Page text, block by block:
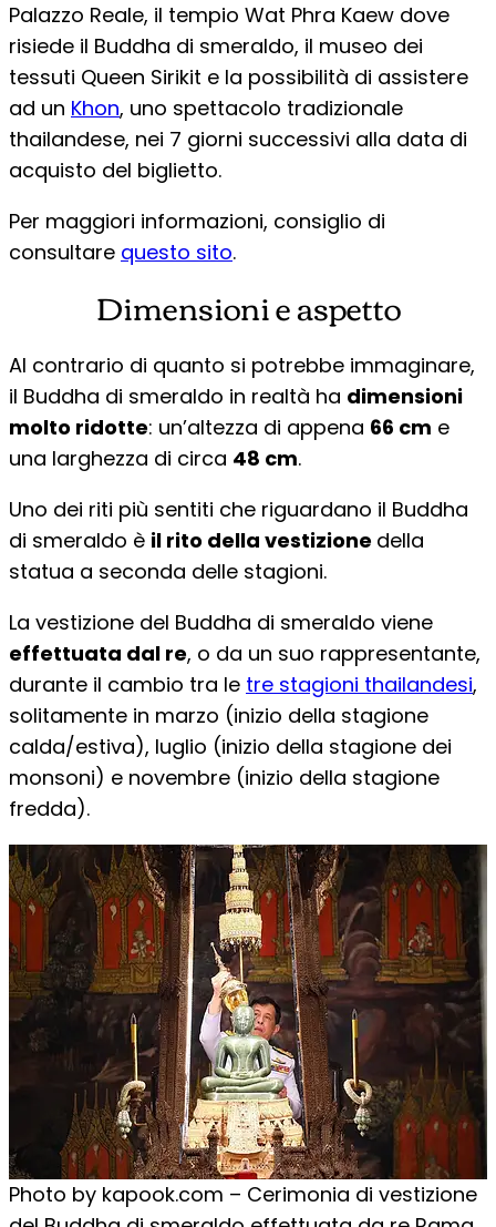
Palazzo Reale, il tempio Wat Phra Kaew dove
risiede il Buddha di smeraldo, il museo dei
tessuti Queen Sirikit e la possibilità di assistere
ad un Khon, uno spettacolo tradizionale
thailandese, nei 7 giorni successivi alla data di
acquisto del biglietto.
Per maggiori informazioni, consiglio di
consultare questo sito.
Dimensioni e aspetto
Al contrario di quanto si potrebbe immaginare,
il Buddha di smeraldo in realtà ha dimensioni
molto ridotte: un’altezza di appena 66 cm e
una larghezza di circa 48 cm.
Uno dei riti più sentiti che riguardano il Buddha
di smeraldo è il rito della vestizione della
statua a seconda delle stagioni.
La vestizione del Buddha di smeraldo viene
effettuata dal re, o da un suo rappresentante,
durante il cambio tra le tre stagioni thailandesi,
solitamente in marzo (inizio della stagione
calda/estiva), luglio (inizio della stagione dei
monsoni) e novembre (inizio della stagione
fredda).
Photo by kapook.com – Cerimonia di vestizione